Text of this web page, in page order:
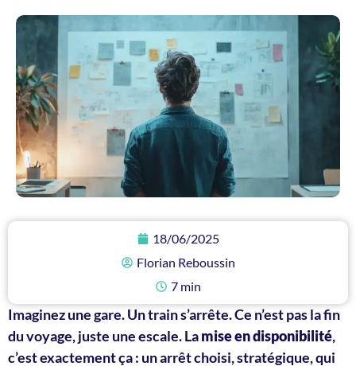
18/06/2025
Florian Reboussin
7 min
Imaginez une gare. Un train s’arrête. Ce n’est pas la fin
du voyage, juste une escale. Lamise en disponibilité,
c’est exactement ça : un arrêt choisi, stratégique, qui